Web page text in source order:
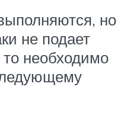
но
не подает
необходимо